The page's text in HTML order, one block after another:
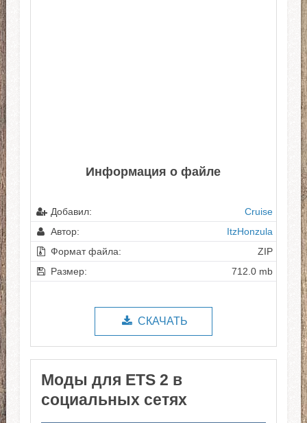
Информация о файле
Добавил:
Cruise
Автор:
ItzHonzula
Формат файла:
ZIP
Размер:
712.0 mb
СКАЧАТЬ
Моды для ETS 2 в
социальных сетях